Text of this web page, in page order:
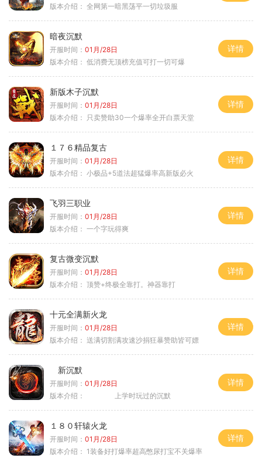
版本介绍： 全网第一暗黑荡平一切垃圾服
暗夜沉默
开服时间： 01月/28日
版本介绍： 低消费无顶榜充值可打一切可爆
详情
新版木子沉默
开服时间： 01月/28日
版本介绍： 只卖赞助30一个爆率全开白票天堂
详情
１７６精品复古
开服时间： 01月/28日
版本介绍： 小极品+5道法超猛爆率高新版必火
详情
飞羽三职业
开服时间： 01月/28日
版本介绍： 一个字玩得爽
详情
复古微变沉默
开服时间： 01月/28日
版本介绍： 顶赞+终极全靠打。神器靠打
详情
十元全满新火龙
开服时间： 01月/28日
版本介绍： 送满切割满攻速沙捐狂暴赞助皆可嫖
详情
新沉默
开服时间： 01月/28日
版本介绍：
上学时玩过的沉默
详情
１８０轩辕火龙
开服时间： 01月/28日
版本介绍： 1装备好打爆率超高憋尿打宝不关爆率
详情